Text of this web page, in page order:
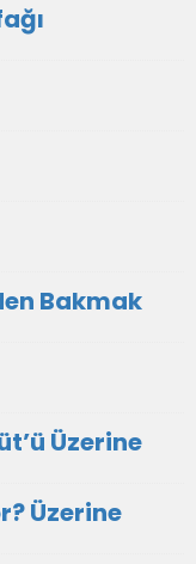
Bakmak
Üzerine
Üzerine